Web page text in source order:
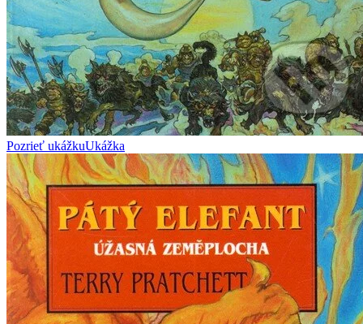
Pozrieť ukážkuUkážka